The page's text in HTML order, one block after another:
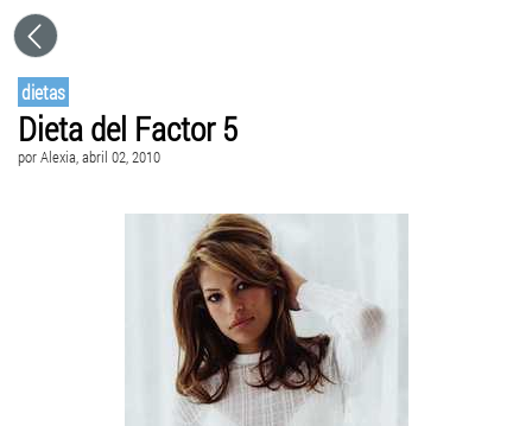
dietas
Dieta del Factor 5
porAlexia, abril 02, 2010